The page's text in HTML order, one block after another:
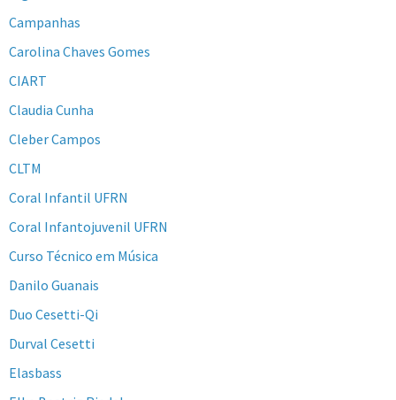
Campanhas
Carolina Chaves Gomes
CIART
Claudia Cunha
Cleber Campos
CLTM
Coral Infantil UFRN
Coral Infantojuvenil UFRN
Curso Técnico em Música
Danilo Guanais
Duo Cesetti-Qi
Durval Cesetti
Elasbass